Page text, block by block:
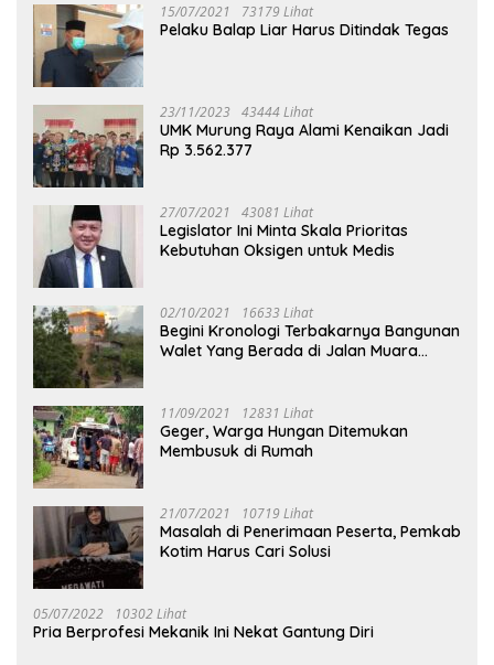
15/07/2021 73179 Lihat
Pelaku Balap Liar Harus Ditindak Tegas
23/11/2023 43444 Lihat
UMK Murung Raya Alami Kenaikan Jadi
Rp 3.562.377
27/07/2021 43081 Lihat
Legislator Ini Minta Skala Prioritas
Kebutuhan Oksigen untuk Medis
02/10/2021 16633 Lihat
Begini Kronologi Terbakarnya Bangunan
Walet Yang Berada di Jalan Muara
11/09/2021 12831 Lihat
Geger, Warga Hungan Ditemukan
Membusuk di Rumah
21/07/2021 10719 Lihat
Masalah di Penerimaan Peserta, Pemkab
Kotim Harus Cari Solusi
05/07/2022 10302 Lihat
Pria Berprofesi Mekanik Ini Nekat Gantung Diri